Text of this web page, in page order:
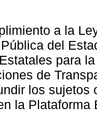
a la
del
para
de
los sujetos
la Plataforma